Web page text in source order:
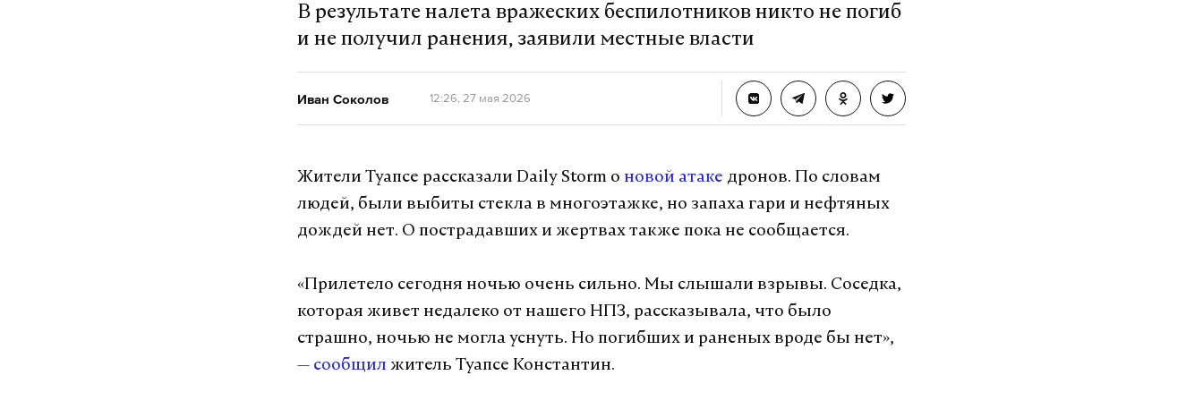
Евросоюз, то Россия приостановит соглашения по поставкам республике
газа, нефтепродуктов и алмазов.
Представитель Кремля также отметил, что никто не будет уговаривать
Армению оставаться в Евразийском экономическом союзе, однако
обязывает Ереван ориентироваться на ЕС, но для многих стран членство
в этом блоке остается несбывающейся мечтой.
Макс Telegram Дзен VK
В результате налета вражеских беспилотников никто не погиб
и не получил ранения, заявили местные власти
Иван Соколов 12:26, 27 мая 2026
Жители Туапсе рассказали Daily Storm о новой атаке дронов. По словам
людей, были выбиты стекла в многоэтажке, но запаха гари и нефтяных
дождей нет. О пострадавших и жертвах также пока не сообщается.
«Прилетело сегодня ночью очень сильно. Мы слышали взрывы. Соседка,
которая живет недалеко от нашего НПЗ, рассказывала, что было
страшно, ночью не могла уснуть. Но погибших и раненых вроде бы нет»,
— сообщил житель Туапсе Константин.